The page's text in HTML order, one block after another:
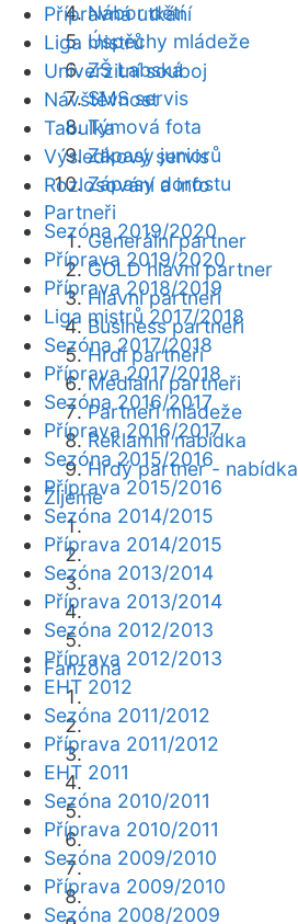
Nábor dětí
Úspěchy mládeže
ZŠ Labská
SMS servis
Týmová fota
Zápasy juniorů
Zápasy dorostu
Partneři
Generální partner
GOLD hlavní partner
Hlavní partneři
Business partneři
Hrdí partneři
Mediální partneři
Partneři mládeže
Reklamní nabídka
Hrdý partner - nabídka
Žijeme
Fanzóna
Přípravná utkání
Liga mistrů
Univerzitní souboj
Návštěvnost
Tabulka
Výsledkový servis
Rozlosování a info
Sezóna 2019/2020
Příprava 2019/2020
Příprava 2018/2019
Liga mistrů 2017/2018
Sezóna 2017/2018
Příprava 2017/2018
Sezóna 2016/2017
Příprava 2016/2017
Sezóna 2015/2016
Příprava 2015/2016
Sezóna 2014/2015
Příprava 2014/2015
Sezóna 2013/2014
Příprava 2013/2014
Sezóna 2012/2013
Příprava 2012/2013
EHT 2012
Sezóna 2011/2012
Příprava 2011/2012
EHT 2011
Sezóna 2010/2011
Příprava 2010/2011
Sezóna 2009/2010
Příprava 2009/2010
Sezóna 2008/2009